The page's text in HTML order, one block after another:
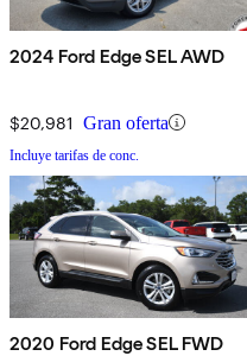
2024 Ford Edge SEL AWD
$20,981 Gran oferta
Incluye tarifas de conc.
2020 Ford Edge SEL FWD